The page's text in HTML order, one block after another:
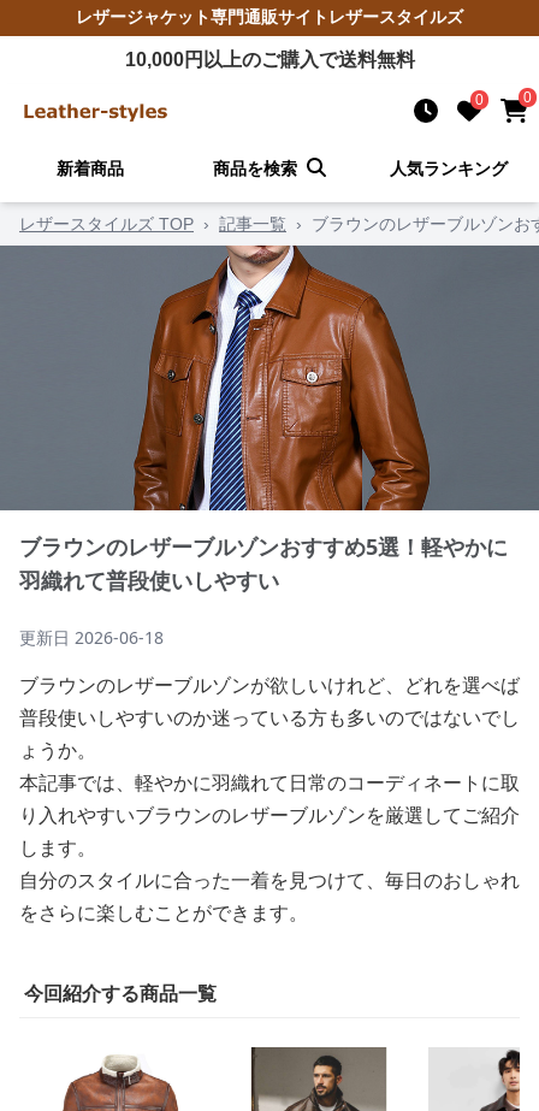
レザージャケット専門通販サイト レザースタイルズ
10,000円以上のご購入で送料無料
0 0
新着商品 商品を検索 人気ランキング
レザースタイルズ TOP › 記事一覧 › ブラウンのレザーブルゾン
ブラウンのレザーブルゾンおすすめ5選！軽やかに
羽織れて普段使いしやすい
更新日 2026-06-18
ブラウンのレザーブルゾンが欲しいけれど、どれを選べば
普段使いしやすいのか迷っている方も多いのではないでし
ょうか。
本記事では、軽やかに羽織れて日常のコーディネートに取
り入れやすいブラウンのレザーブルゾンを厳選してご紹介
します。
自分のスタイルに合った一着を見つけて、毎日のおしゃれ
をさらに楽しむことができます。
今回紹介する商品一覧